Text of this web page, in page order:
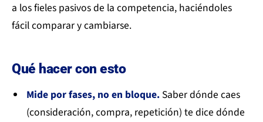
a los fieles pasivos de la competencia, haciéndoles
fácil comparar y cambiarse.
Qué hacer con esto
Mide por fases, no en bloque.Saber dónde caes
(consideración, compra, repetición) te dice dónde